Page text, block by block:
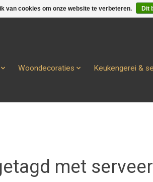
Woondecoraties Keukengerei &
met
van cookies om onze website te verbeteren. Dit